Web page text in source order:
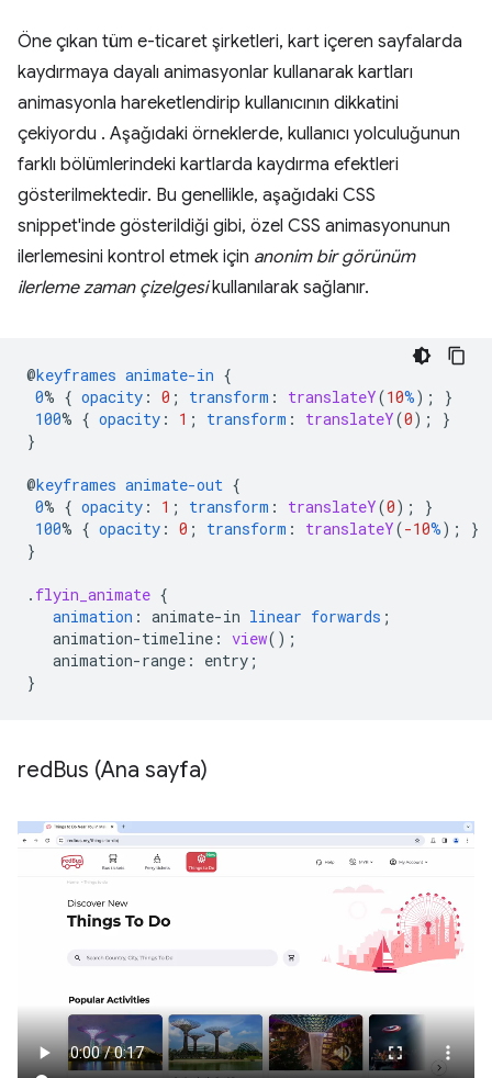
Öne çıkan tüm e-ticaret şirketleri, kart içeren sayfalarda
kaydırmaya dayalı animasyonlar kullanarak kartları
animasyonla hareketlendirip kullanıcının dikkatini
çekiyordu . Aşağıdaki örneklerde, kullanıcı yolculuğunun
farklı bölümlerindeki kartlarda kaydırma efektleri
gösterilmektedir. Bu genellikle, aşağıdaki CSS
snippet'inde gösterildiği gibi, özel CSS animasyonunun
ilerlemesini kontrol etmek için anonim bir görünüm
ilerleme zaman çizelgesikullanılarak sağlanır.
@keyframes animate-in {
0% { opacity : 0 ; transform : translateY(10%);
}
100% { opacity : 1 ; transform : translateY(0);
}
}
@keyframes animate-out {
0% { opacity : 1 ; transform : translateY(0);
}
100% { opacity : 0 ; transform : translateY(-10%);
}
}
. flyin_animate {
animation : animate-in linear forwards ;
animation-timeline : view();
animation-range : entry ;
}
redBus (Ana sayfa)